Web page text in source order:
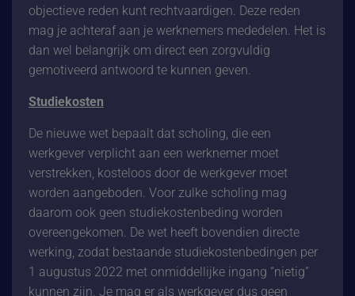
objectieve reden kunt rechtvaardigen. Deze reden
mag je achteraf aan je werknemers mededelen. Het is
dan wel belangrijk om direct een zorgvuldig
gemotiveerd antwoord te kunnen geven.
Studiekosten
De nieuwe wet bepaalt dat scholing, die een
werkgever verplicht aan een werknemer moet
verstrekken, kosteloos door de werkgever moet
worden aangeboden. Voor zulke scholing mag
daarom ook geen studiekostenbeding worden
overeengekomen. De wet heeft bovendien directe
werking, zodat bestaande studiekostenbedingen per
1 augustus 2022 met onmiddellijke ingang “nietig”
kunnen zijn. Je mag er als werkgever dus geen